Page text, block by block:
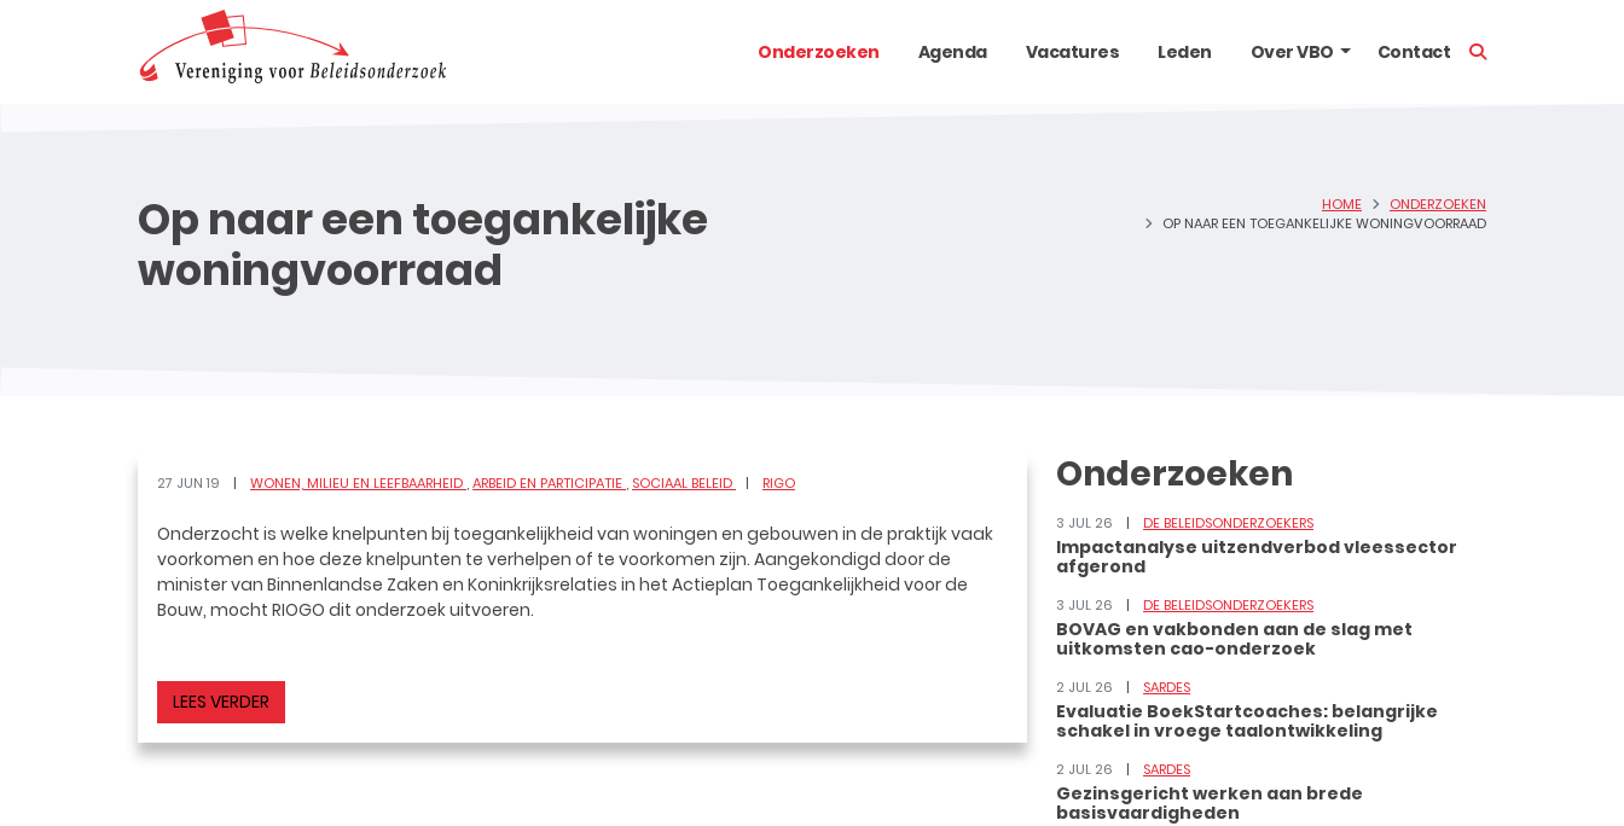
Onderzoeken Agenda Vacatures Leden Over VBO Contact
Op naar een toegankelijke
woningvoorraad
HOME
ONDERZOEKEN
OP NAAR EEN TOEGANKELIJKE WONINGVOORRAAD
27 JUN 19 WONEN, MILIEU EN LEEFBAARHEID ARBEID EN PARTICIPATIE SOCIAAL BELEID RIGO
Onderzocht is welke knelpunten bij toegankelijkheid van woningen en gebouwen in de praktijk vaak
voorkomen en hoe deze knelpunten te verhelpen of te voorkomen zijn. Aangekondigd door de
minister van Binnenlandse Zaken en Koninkrijksrelaties in het Actieplan Toegankelijkheid voor de
Bouw, mocht RIOGO dit onderzoek uitvoeren.
LEES VERDER
Onderzoeken
3 JUL 26 DE BELEIDSONDERZOEKERS
Impactanalyse uitzendverbod vleessector
afgerond
3 JUL 26 DE BELEIDSONDERZOEKERS
BOVAG en vakbonden aan de slag met
uitkomsten cao-onderzoek
2 JUL 26 SARDES
Evaluatie BoekStartcoaches: belangrijke
schakel in vroege taalontwikkeling
2 JUL 26 SARDES
Gezinsgericht werken aan brede
basisvaardigheden